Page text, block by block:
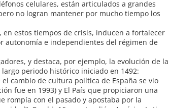
celulares, están articulados a grandes
no logran mantener por mucho tiempo los
estos tiempos de crisis, inducen a fortalecer
autonomía e independientes del régimen de
y destaca, por ejemplo, la evolución de la
periodo histórico iniciado en 1492:
cambio de cultura política de España se vio
fue en 1993) y El País que propiciaron una
rompía con el pasado y apostaba por la